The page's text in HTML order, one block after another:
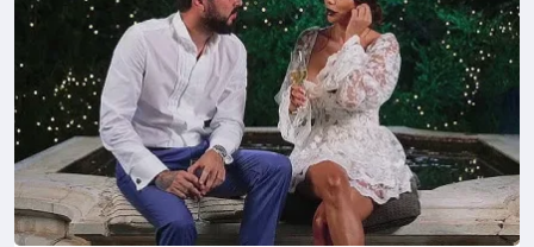
Снимка: bTV